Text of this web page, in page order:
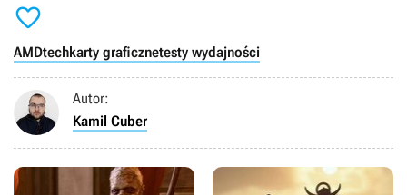

AMDtechkarty graficznetesty wydajności
Autor:
Kamil Cuber